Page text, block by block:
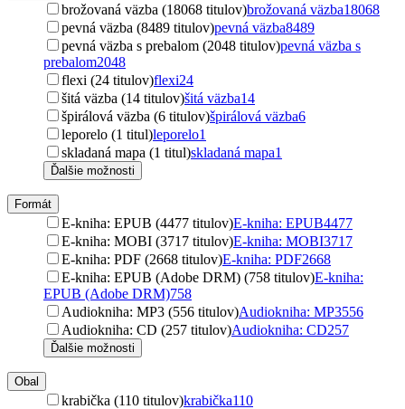
brožovaná väzba (18068 titulov)brožovaná väzba18068
pevná väzba (8489 titulov)pevná väzba8489
pevná väzba s prebalom (2048 titulov)pevná väzba s
prebalom2048
flexi (24 titulov)flexi24
šitá väzba (14 titulov)šitá väzba14
špirálová väzba (6 titulov)špirálová väzba6
leporelo (1 titul)leporelo1
skladaná mapa (1 titul)skladaná mapa1
Ďalšie možnosti
Formát
E-kniha: EPUB (4477 titulov)E-kniha: EPUB4477
E-kniha: MOBI (3717 titulov)E-kniha: MOBI3717
E-kniha: PDF (2668 titulov)E-kniha: PDF2668
E-kniha: EPUB (Adobe DRM) (758 titulov)E-kniha:
EPUB (Adobe DRM)758
Audiokniha: MP3 (556 titulov)Audiokniha: MP3556
Audiokniha: CD (257 titulov)Audiokniha: CD257
Ďalšie možnosti
Obal
krabička (110 titulov)krabička110